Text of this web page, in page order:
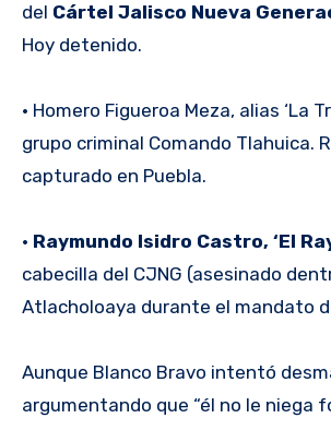
del Cártel Jalisco Nueva
Hoy detenido.
• Homero Figueroa Meza, alias ‘La
grupo criminal Comando Tlahuica.
capturado en Puebla.
• Raymundo Isidro Castro, ‘El
cabecilla del CJNG (asesinado
Atlacholoaya durante el mandato
Aunque Blanco Bravo intentó
argumentando que “él no le niega